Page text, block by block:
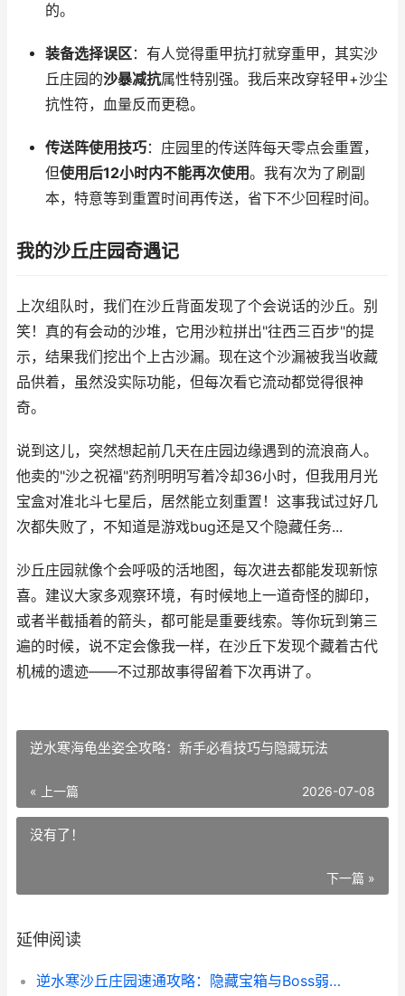
的。
装备选择误区：有人觉得重甲抗打就穿重甲，其实沙
丘庄园的沙暴减抗属性特别强。我后来改穿轻甲+沙尘
抗性符，血量反而更稳。
传送阵使用技巧：庄园里的传送阵每天零点会重置，
但使用后12小时内不能再次使用。我有次为了刷副
本，特意等到重置时间再传送，省下不少回程时间。
我的沙丘庄园奇遇记
上次组队时，我们在沙丘背面发现了个会说话的沙丘。别
笑！真的有会动的沙堆，它用沙粒拼出"往西三百步"的提
示，结果我们挖出个上古沙漏。现在这个沙漏被我当收藏
品供着，虽然没实际功能，但每次看它流动都觉得很神
奇。
说到这儿，突然想起前几天在庄园边缘遇到的流浪商人。
他卖的"沙之祝福"药剂明明写着冷却36小时，但我用月光
宝盒对准北斗七星后，居然能立刻重置！这事我试过好几
次都失败了，不知道是游戏bug还是又个隐藏任务...
沙丘庄园就像个会呼吸的活地图，每次进去都能发现新惊
喜。建议大家多观察环境，有时候地上一道奇怪的脚印，
或者半截插着的箭头，都可能是重要线索。等你玩到第三
遍的时候，说不定会像我一样，在沙丘下发现个藏着古代
机械的遗迹——不过那故事得留着下次再讲了。
逆水寒海龟坐姿全攻略：新手必看技巧与隐藏玩法
« 上一篇 2026-07-08
没有了！
下一篇 »
延伸阅读
逆水寒沙丘庄园速通攻略：隐藏宝箱与Boss弱点全解析